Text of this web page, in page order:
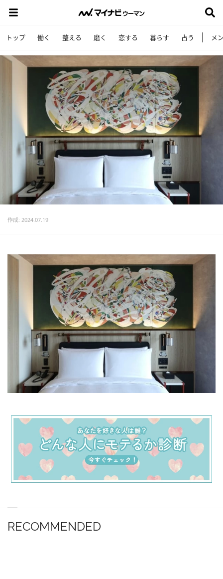
トップ 働く 整える 磨く 恋する 暮らす 占う メ
作成: 2024.07.19
RECOMMENDED